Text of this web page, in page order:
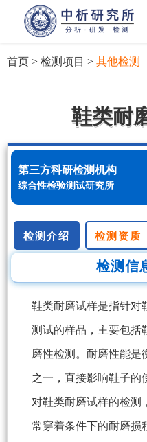
首页 > 检测项目 > 其他检测
鞋类耐
第三方科研检测机构
综合性检验测试研究所
检测介绍 检测资质
检测信
鞋类耐磨试样是指针对
测试的样品，主要包括
磨性检测。耐磨性能是
之一，直接影响鞋子的
对鞋类耐磨试样的检测
常穿着条件下的耐磨损